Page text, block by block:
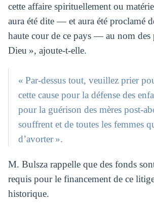
cette affaire spirituellement ou
aura été dite — et aura été proclamé
haute cour de ce pays — au nom des
Dieu », ajoute-t-elle.
« Par-dessus tout, veuillez prier
cette cause pour la défense des
pour la guérison des mères post-
souffrent et de toutes les femmes
d’avorter ».
M. Bulsza rappelle que des fonds
requis pour le financement de ce
historique.